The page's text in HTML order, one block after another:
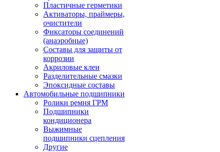
Пластичные герметики
Активаторы, праймеры,
очистители
Фиксаторы соединений
(анаэробные)
Составы для защиты от
коррозии
Акриловые клеи
Разделительные смазки
Эпоксидные составы
Автомобильные подшипники
Ролики ремня ГРМ
Подшипники
кондиционера
Выжимные
подшипники сцепления
Другие